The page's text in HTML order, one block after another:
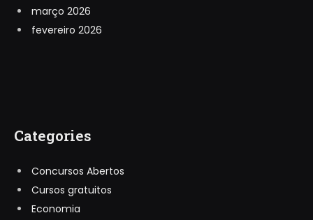
março 2026
fevereiro 2026
Categories
Concursos Abertos
Cursos gratuitos
Economia